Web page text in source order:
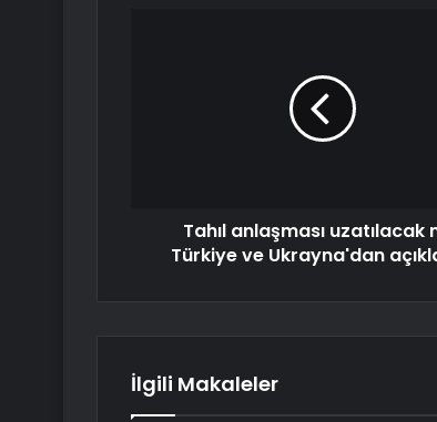
Tahıl anlaşması uzatılacak
Türkiye ve Ukrayna'dan
İlgili Makaleler